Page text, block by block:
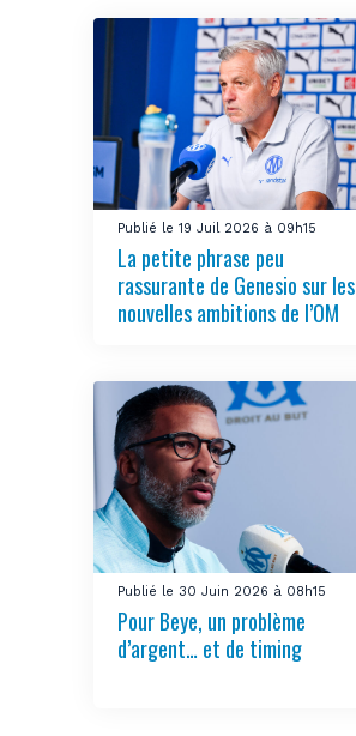
Publié le 19 Juil 2026 à 09h15
La petite phrase peu
rassurante de Genesio sur les
nouvelles ambitions de l’OM
Publié le 30 Juin 2026 à 08h15
Pour Beye, un problème
d’argent… et de timing